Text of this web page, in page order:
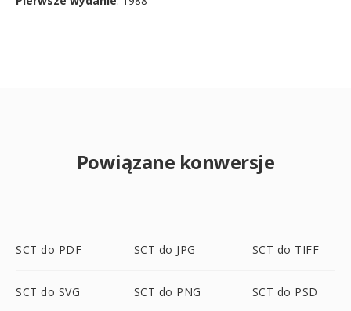
Powiązane konwersje
SCT do PDF SCT do JPG SCT do TIFF
SCT do SVG SCT do PNG SCT do PSD